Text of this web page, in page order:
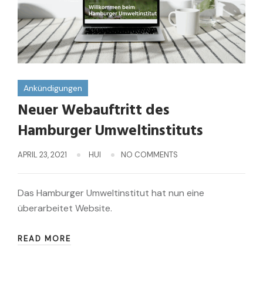
Ankündigungen
Neuer Webauftritt des
Hamburger Umweltinstituts
APRIL 23, 2021 HUI NO COMMENTS
Das Hamburger Umweltinstitut hat nun eine
überarbeitet Website.
READ MORE